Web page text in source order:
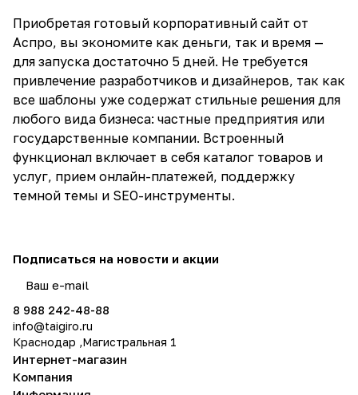
Приобретая готовый корпоративный сайт от
Аспро, вы экономите как деньги, так и время —
для запуска достаточно 5 дней. Не требуется
привлечение разработчиков и дизайнеров, так как
все шаблоны уже содержат стильные решения для
любого вида бизнеса: частные предприятия или
государственные компании. Встроенный
функционал включает в себя каталог товаров и
услуг, прием онлайн-платежей, поддержку
темной темы и SEO-инструменты.
Подписаться на новости и акции
8 988 242-48-88
info@taigiro.ru
Краснодар ,Магистральная 1
Интернет-магазин
Компания